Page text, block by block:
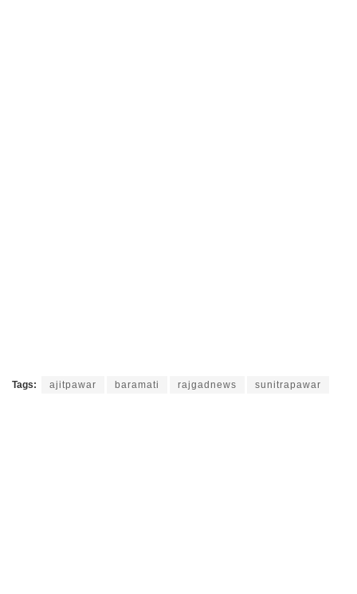
Tags: ajitpawar baramati rajgadnews sunitrapawar